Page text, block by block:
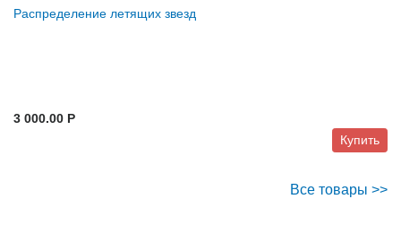
Распределение летящих звезд
3 000.00 P
Купить
Все товары >>